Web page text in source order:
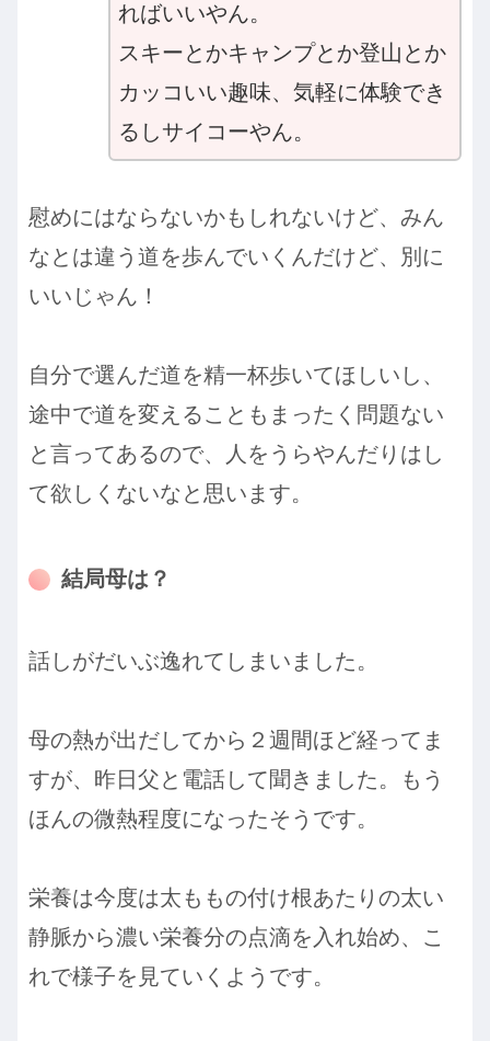
ればいいやん。
スキーとかキャンプとか登山とか
カッコいい趣味、気軽に体験でき
るしサイコーやん。
慰めにはならないかもしれないけど、みん
なとは違う道を歩んでいくんだけど、別に
いいじゃん！
自分で選んだ道を精一杯歩いてほしいし、
途中で道を変えることもまったく問題ない
と言ってあるので、人をうらやんだりはし
て欲しくないなと思います。
結局母は？
話しがだいぶ逸れてしまいました。
母の熱が出だしてから２週間ほど経ってま
すが、昨日父と電話して聞きました。もう
ほんの微熱程度になったそうです。
栄養は今度は太ももの付け根あたりの太い
静脈から濃い栄養分の点滴を入れ始め、こ
れで様子を見ていくようです。